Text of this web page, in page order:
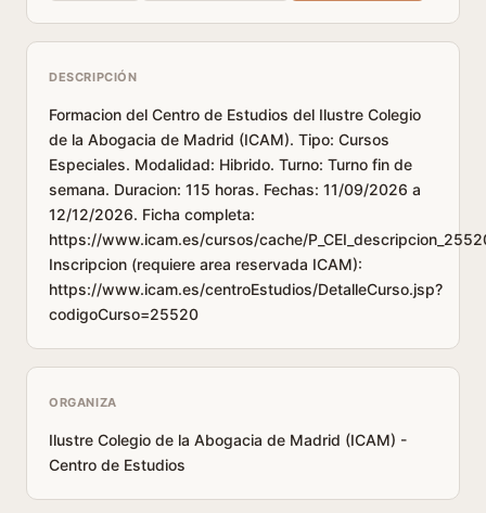
DESCRIPCIÓN
Formacion del Centro de Estudios del Ilustre Colegio
de la Abogacia de Madrid (ICAM). Tipo: Cursos
Especiales. Modalidad: Hibrido. Turno: Turno fin de
semana. Duracion: 115 horas. Fechas: 11/09/2026 a
12/12/2026. Ficha completa:
https://www.icam.es/cursos/cache/
Inscripcion (requiere area reservada ICAM):
https://www.icam.es/centroEstudios/DetalleCurso.jsp?
codigoCurso=25520
ORGANIZA
Ilustre Colegio de la Abogacia de Madrid (ICAM) -
Centro de Estudios